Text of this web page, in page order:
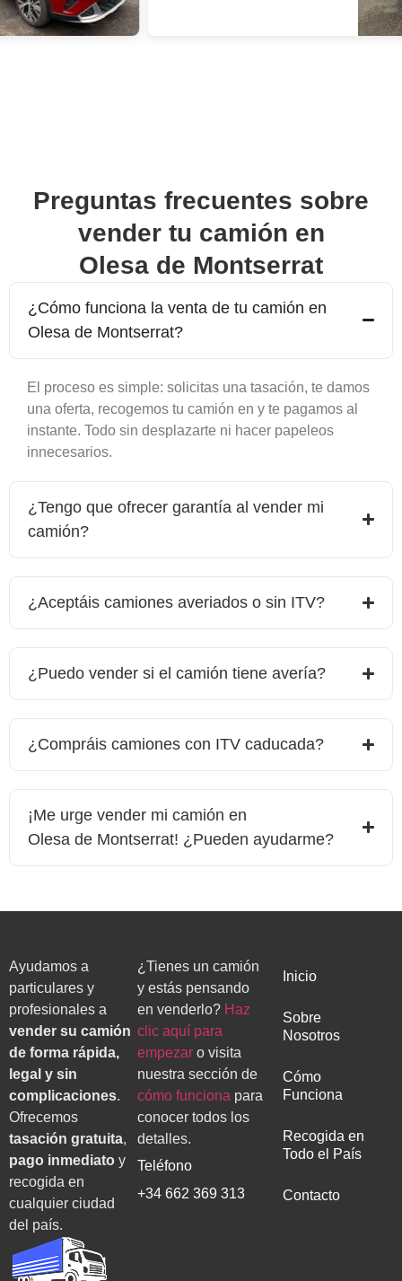
Preguntas frecuentes sobre
vender tu camión en
Olesa de Montserrat
¿Cómo funciona la venta de tu camión en
Olesa de Montserrat?
El proceso es simple: solicitas una tasación, te damos
una oferta, recogemos tu camión en y te pagamos al
instante. Todo sin desplazarte ni hacer papeleos
innecesarios.
¿Tengo que ofrecer garantía al vender mi
camión?
¿Aceptáis camiones averiados o sin ITV?
¿Puedo vender si el camión tiene avería?
¿Compráis camiones con ITV caducada?
¡Me urge vender mi camión en
Olesa de Montserrat! ¿Pueden ayudarme?
Ayudamos a
particulares y
profesionales a
vender su camión
de forma rápida,
legal y sin
complicaciones.
Ofrecemos
tasación gratuita,
pago inmediato y
recogida en
cualquier ciudad
del país.
¿Tienes un camión
y estás pensando
en venderlo? Haz
clic aquí para
empezaro visita
nuestra sección de
cómo funciona para
conocer todos los
detalles.
Teléfono
+34 662 369 313
Inicio
Sobre
Nosotros
Cómo
Funciona
Recogida en
Todo el País
Contacto